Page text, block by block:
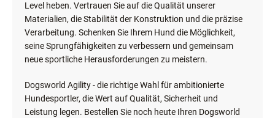
Level heben. Vertrauen Sie auf die Qualität unserer
Materialien, die Stabilität der Konstruktion und die präzise
Verarbeitung. Schenken Sie Ihrem Hund die Möglichkeit,
seine Sprungfähigkeiten zu verbessern und gemeinsam
neue sportliche Herausforderungen zu meistern.
Dogsworld Agility - die richtige Wahl für ambitionierte
Hundesportler, die Wert auf Qualität, Sicherheit und
Leistung legen. Bestellen Sie noch heute Ihren Dogsworld